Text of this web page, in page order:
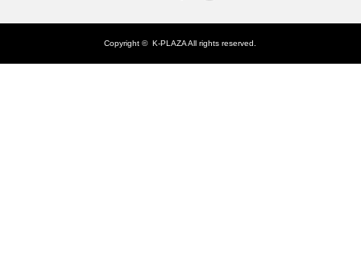
Copyright ©K-PLAZAAll rights reserved.